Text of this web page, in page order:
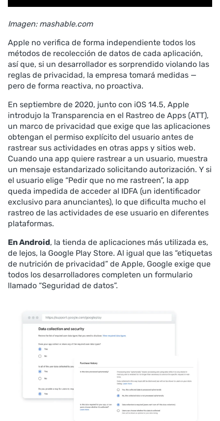
Imagen: mashable.com
Apple no verifica de forma independiente todos los
métodos de recolección de datos de cada aplicación,
así que, si un desarrollador es sorprendido violando las
reglas de privacidad, la empresa tomará medidas —
pero de forma reactiva, no proactiva.
En septiembre de 2020, junto con iOS 14.5, Apple
introdujo la Transparencia en el Rastreo de Apps (ATT),
un marco de privacidad que exige que las aplicaciones
obtengan el permiso explícito del usuario antes de
rastrear sus actividades en otras apps y sitios web.
Cuando una app quiere rastrear a un usuario, muestra
un mensaje estandarizado solicitando autorización. Y si
el usuario elige “Pedir que no me rastreen”, la app
queda impedida de acceder al IDFA (un identificador
exclusivo para anunciantes), lo que dificulta mucho el
rastreo de las actividades de ese usuario en diferentes
plataformas.
En Android, la tienda de aplicaciones más utilizada es,
de lejos, la Google Play Store. Al igual que las “etiquetas
de nutrición de privacidad” de Apple, Google exige que
todos los desarrolladores completen un formulario
llamado “Seguridad de datos”.